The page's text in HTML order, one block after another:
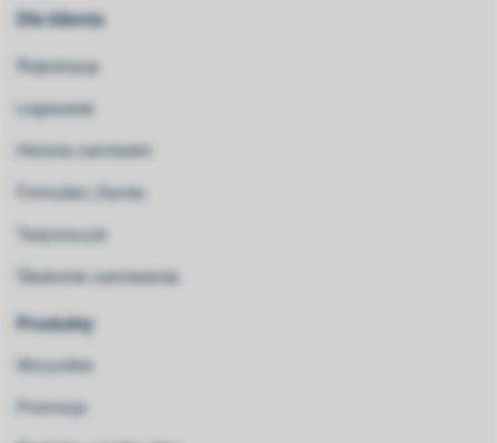
Dla klienta
Rejestracja
Logowanie
Historia zamówień
Formularz Zwrotu
Twój koszyk
Śledzenie zamówienia
Produkty
Wszystkie
Promocje